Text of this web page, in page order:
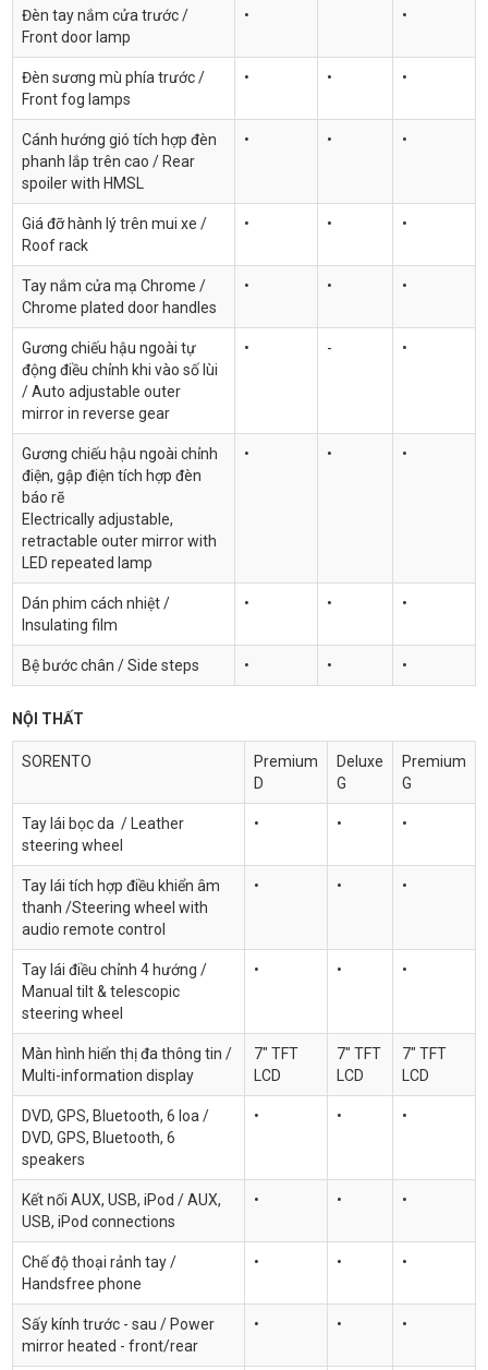
Đèn tay nắm cửa trước /
Front door lamp
• •
Đèn sương mù phía trước /
Front fog lamps
• • •
Cánh hướng gió tích hợp đèn
phanh lắp trên cao / Rear
spoiler with HMSL
• • •
Giá đỡ hành lý trên mui xe /
Roof rack
• • •
Tay nắm cửa mạ Chrome /
Chrome plated door handles
• • •
Gương chiếu hậu ngoài tự
động điều chỉnh khi vào số lùi
/ Auto adjustable outer
mirror in reverse gear
• - •
Gương chiếu hậu ngoài chỉnh
điện, gập điện tích hợp đèn
báo rẽ
Electrically adjustable,
retractable outer mirror with
LED repeated lamp
• • •
Dán phim cách nhiệt /
Insulating film
• • •
Bệ bước chân / Side steps • • •
NỘI THẤT
SORENTO
Premium
D
Deluxe
G
Premium
G
Tay lái bọc da / Leather
steering wheel
• • •
Tay lái tích hợp điều khiển âm
thanh /Steering wheel with
audio remote control
• • •
Tay lái điều chỉnh 4 hướng /
Manual tilt & telescopic
steering wheel
• • •
Màn hình hiển thị đa thông tin /
Multi-information display
7" TFT
LCD
7" TFT
LCD
7" TFT
LCD
DVD, GPS, Bluetooth, 6 loa /
DVD, GPS, Bluetooth, 6
speakers
• • •
Kết nối AUX, USB, iPod / AUX,
USB, iPod connections
• • •
Chế độ thoại rảnh tay /
Handsfree phone
• • •
Sấy kính trước - sau / Power
mirror heated - front/rear
• • •